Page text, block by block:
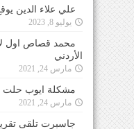
علي علاء الدين
يوليو 8, 2023
محمد قصاص اول
الأردني
مارس 24, 2021
مشكلة ايوب حلت
مارس 24, 2021
جاسبرت تلقى